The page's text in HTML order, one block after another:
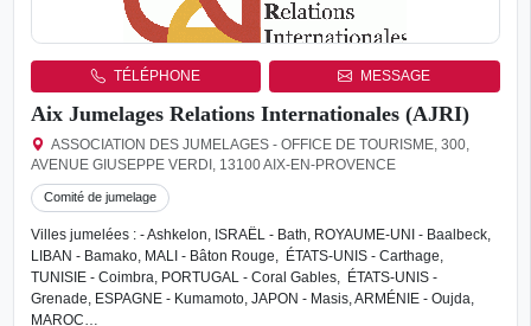
TÉLÉPHONE MESSAGE
Aix Jumelages Relations Internationales (AJRI)
ASSOCIATION DES JUMELAGES - OFFICE DE TOURISME, 300,
AVENUE GIUSEPPE VERDI, 13100 AIX-EN-PROVENCE
Comité de jumelage
Villes jumelées : - Ashkelon, ISRAËL - Bath, ROYAUME-UNI - Baalbeck,
LIBAN - Bamako, MALI - Bâton Rouge, ÉTATS-UNIS - Carthage,
TUNISIE - Coimbra, PORTUGAL - Coral Gables, ÉTATS-UNIS -
Grenade, ESPAGNE - Kumamoto, JAPON - Masis, ARMÉNIE - Oujda,
MAROC…